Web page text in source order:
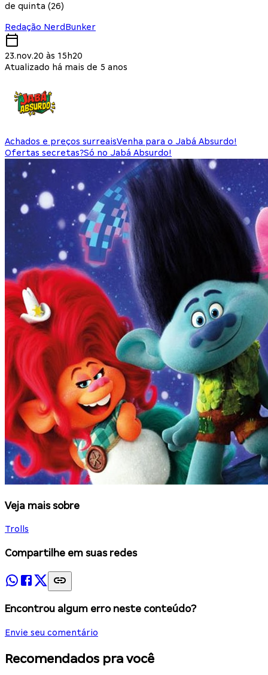
de quinta (26)
Redação NerdBunker
23.nov.20 às 15h20
Atualizado há mais de 5 anos
Achados e preços surreaisVenha para o Jabá Absurdo!
Ofertas secretas?Só no Jabá Absurdo!
Veja mais sobre
Trolls
Compartilhe em suas redes
Encontrou algum erro neste conteúdo?
Envie seu comentário
Recomendados pra você